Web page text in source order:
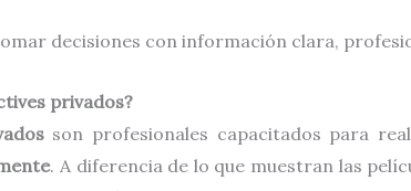
decisiones con información clara,
privados?
son profesionales capacitados para
. A diferencia de lo que muestran las